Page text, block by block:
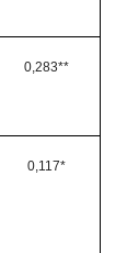
0,283**
0,117*